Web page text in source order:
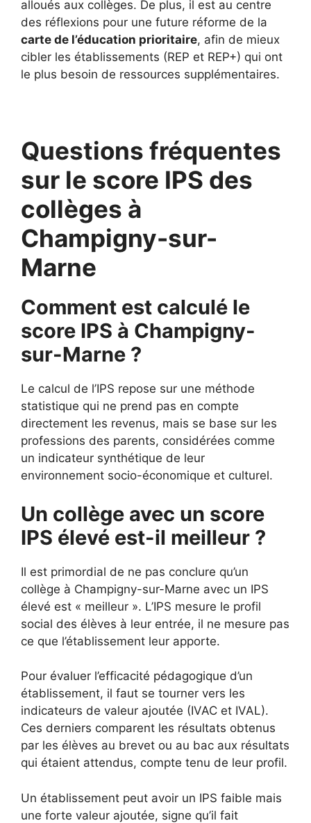
alloués aux collèges. De plus, il est au centre
des réflexions pour une future réforme de la
carte de l’éducation prioritaire, afin de mieux
cibler les établissements (REP et REP+) qui ont
le plus besoin de ressources supplémentaires.
Questions fréquentes
sur le score IPS des
collèges à
Champigny-sur-
Marne
Comment est calculé le
score IPS à Champigny-
sur-Marne ?
Le calcul de l’IPS repose sur une méthode
statistique qui ne prend pas en compte
directement les revenus, mais se base sur les
professions des parents, considérées comme
un indicateur synthétique de leur
environnement socio-économique et culturel.
Un collège avec un score
IPS élevé est-il meilleur ?
Il est primordial de ne pas conclure qu’un
collège à Champigny-sur-Marne avec un IPS
élevé est « meilleur ». L’IPS mesure le profil
social des élèves à leur entrée, il ne mesure pas
ce que l’établissement leur apporte.
Pour évaluer l’efficacité pédagogique d’un
établissement, il faut se tourner vers les
indicateurs de valeur ajoutée (IVAC et IVAL).
Ces derniers comparent les résultats obtenus
par les élèves au brevet ou au bac aux résultats
qui étaient attendus, compte tenu de leur profil.
Un établissement peut avoir un IPS faible mais
une forte valeur ajoutée, signe qu’il fait